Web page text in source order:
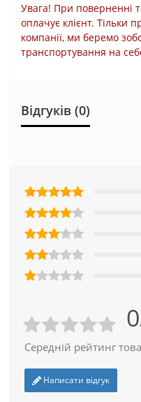
Увага! При поверненні
оплачує клієнт. Тільки
компанії, ми беремо
транспортування на
Відгуків (0)
0
Середній рейтинг
Написати відгук